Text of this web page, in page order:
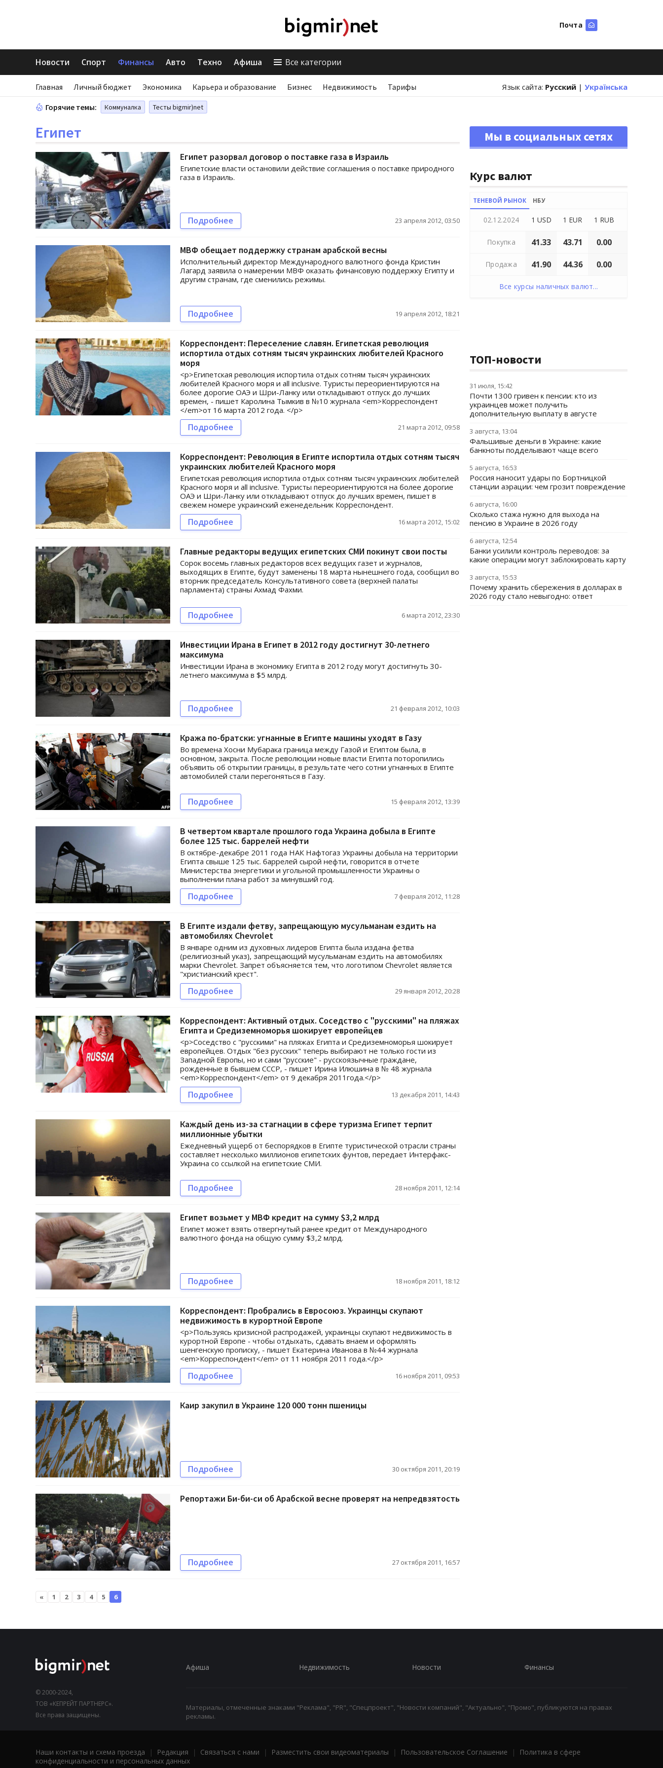
Почта
Новости Спорт Финансы Авто Техно Афиша Все категории
Главная Личный бюджет Экономика Карьера и образование Бизнес Недвижимость Тарифы Язык сайта: Русский | Українська
Горячие темы: Коммуналка Тесты bigmir)net
Египет
Египет разорвал договор о поставке газа в Израиль
Египетские власти остановили действие соглашения о поставке природного
газа в Израиль.
Подробнее 23 апреля 2012, 03:50
МВФ обещает поддержку странам арабской весны
Исполнительный директор Международного валютного фонда Кристин
Лагард заявила о намерении МВФ оказать финансовую поддержку Египту и
другим странам, где сменились режимы.
Подробнее 19 апреля 2012, 18:21
Корреспондент: Переселение славян. Египетская революция
испортила отдых сотням тысяч украинских любителей Красного
моря
<p>Египетская революция испортила отдых сотням тысяч украинских
любителей Красного моря и all inclusive. Туристы переориентируются на
более дорогие ОАЭ и Шри-Ланку или откладывают отпуск до лучших
времен, - пишет Каролина Тымкив в №10 журнала <em>Корреспондент
</em>от 16 марта 2012 года. </p>
Подробнее 21 марта 2012, 09:58
Корреспондент: Революция в Египте испортила отдых сотням тысяч
украинских любителей Красного моря
Египетская революция испортила отдых сотням тысяч украинских любителей
Красного моря и all inclusive. Туристы переориентируются на более дорогие
ОАЭ и Шри-Ланку или откладывают отпуск до лучших времен, пишет в
свежем номере украинский еженедельник Корреспондент.
Подробнее 16 марта 2012, 15:02
Главные редакторы ведущих египетских СМИ покинут свои посты
Сорок восемь главных редакторов всех ведущих газет и журналов,
выходящих в Египте, будут заменены 18 марта нынешнего года, сообщил во
вторник председатель Консультативного совета (верхней палаты
парламента) страны Ахмад Фахми.
Подробнее 6 марта 2012, 23:30
Инвестиции Ирана в Египет в 2012 году достигнут 30-летнего
максимума
Инвестиции Ирана в экономику Египта в 2012 году могут достигнуть 30-
летнего максимума в $5 млрд.
Подробнее 21 февраля 2012, 10:03
Кража по-братски: угнанные в Египте машины уходят в Газу
Во времена Хосни Мубарака граница между Газой и Египтом была, в
основном, закрыта. После революции новые власти Египта поторопились
объявить об открытии границы, в результате чего сотни угнанных в Египте
автомобилей стали перегоняться в Газу.
Подробнее 15 февраля 2012, 13:39
В четвертом квартале прошлого года Украина добыла в Египте
более 125 тыс. баррелей нефти
В октябре-декабре 2011 года НАК Нафтогаз Украины добыла на территории
Египта свыше 125 тыс. баррелей сырой нефти, говорится в отчете
Министерства энергетики и угольной промышленности Украины о
выполнении плана работ за минувший год.
Подробнее 7 февраля 2012, 11:28
В Египте издали фетву, запрещающую мусульманам ездить на
автомобилях Chevrolet
В январе одним из духовных лидеров Египта была издана фетва
(религиозный указ), запрещающий мусульманам ездить на автомобилях
марки Chevrolet. Запрет объясняется тем, что логотипом Chevrolet является
"христианский крест".
Подробнее 29 января 2012, 20:28
Корреспондент: Активный отдых. Соседство с "русскими" на пляжах
Египта и Средиземноморья шокирует европейцев
<p>Соседство с "русскими" на пляжах Египта и Средиземноморья шокирует
европейцев. Отдых "без русских" теперь выбирают не только гости из
Западной Европы, но и сами "русские" - русскоязычные граждане,
рожденные в бывшем СССР, - пишет Ирина Илюшина в № 48 журнала
<em>Корреспондент</em> от 9 декабря 2011года.</p>
Подробнее 13 декабря 2011, 14:43
Каждый день из-за стагнации в сфере туризма Египет терпит
миллионные убытки
Ежедневный ущерб от беспорядков в Египте туристической отрасли страны
составляет несколько миллионов египетских фунтов, передает Интерфакс-
Украина со ссылкой на египетские СМИ.
Подробнее 28 ноября 2011, 12:14
Египет возьмет у МВФ кредит на сумму $3,2 млрд
Египет может взять отвергнутый ранее кредит от Международного
валютного фонда на общую сумму $3,2 млрд.
Подробнее 18 ноября 2011, 18:12
Корреспондент: Пробрались в Евросоюз. Украинцы скупают
недвижимость в курортной Европе
<p>Пользуясь кризисной распродажей, украинцы скупают недвижимость в
курортной Европе - чтобы отдыхать, сдавать внаем и оформлять
шенгенскую прописку, - пишет Екатерина Иванова в №44 журнала
<em>Корреспондент</em> от 11 ноября 2011 года.</p>
Подробнее 16 ноября 2011, 09:53
Каир закупил в Украине 120 000 тонн пшеницы
Подробнее 30 октября 2011, 20:19
Репортажи Би-би-си об Арабской весне проверят на непредвзятость
Подробнее 27 октября 2011, 16:57
« 1 2 3 4 5 6
Мы в социальных сетях
Курс валют
ТЕНЕВОЙ РЫНОК НБУ
02.12.2024 1 USD 1 EUR 1 RUB
Покупка 41.33 43.71 0.00
Продажа 41.90 44.36 0.00
Все курсы наличных валют...
ТОП-новости
31 июля, 15:42
Почти 1300 гривен к пенсии: кто из
украинцев может получить
дополнительную выплату в августе
3 августа, 13:04
Фальшивые деньги в Украине: какие
банкноты подделывают чаще всего
5 августа, 16:53
Россия наносит удары по Бортницкой
станции аэрации: чем грозит повреждение
6 августа, 16:00
Сколько стажа нужно для выхода на
пенсию в Украине в 2026 году
6 августа, 12:54
Банки усилили контроль переводов: за
какие операции могут заблокировать карту
3 августа, 15:53
Почему хранить сбережения в долларах в
2026 году стало невыгодно: ответ
© 2000-2024,
ТОВ «КЕПРЕЙТ ПАРТНЕРС».
Все права защищены.
Афиша Недвижимость Новости Финансы
Материалы, отмеченные знаками "Реклама", "PR", "Спецпроект", "Новости компаний", "Актуально", "Промо", публикуются на правах
рекламы.
Наши контакты и схема проезда | Редакция | Связаться с нами | Разместить свои видеоматериалы | Пользовательское Соглашение |
Политика в сфере
конфиденциальности и персональных данных